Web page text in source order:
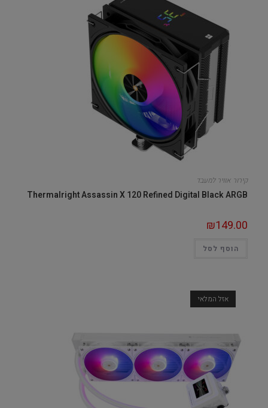
קירור אוויר למעבד
Thermalright Assassin X 120 Refined Digital Black ARGB
₪149.00
הוסף לסל
אזל המלאי